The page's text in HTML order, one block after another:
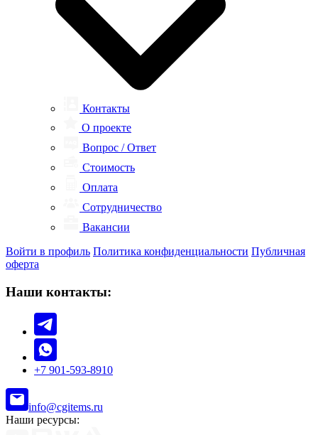
Контакты
О проекте
Вопрос / Ответ
Стоимость
Оплата
Сотрудничество
Вакансии
Войти в профиль Политика конфиденциальности Публичная
оферта
Наши контакты:
+7 901-593-8910
info@cgitems.ru
Наши ресурсы: